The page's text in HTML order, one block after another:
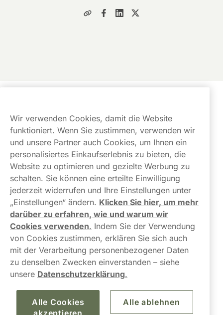
Kontaktieren Sie uns!
hallo@northerner.com
+498001844282
Mo-Do: 08-17 Uhr (Pause: 12-13) Fr: 09-17 Uhr
Links
Über uns
Wir verwenden Cookies, damit die Website
funktioniert. Wenn Sie zustimmen, verwenden wir
und unsere Partner auch Cookies, um Ihnen ein
personalisiertes Einkaufserlebnis zu bieten, die
Website zu optimieren und gezielte Werbung zu
schalten. Sie können eine erteilte Einwilligung
jederzeit widerrufen und Ihre Einstellungen unter
„Einstellungen“ ändern. Klicken Sie hier, um mehr
darüber zu erfahren, wie und warum wir
Cookies verwenden. Indem Sie der Verwendung
von Cookies zustimmen, erklären Sie sich auch
mit der Verarbeitung personenbezogener Daten
zu denselben Zwecken einverstanden – siehe
unsere Datenschutzerklärung.
Alle Cookies
akzeptieren
Alle ablehnen